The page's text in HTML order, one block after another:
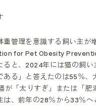
重管理を意識する飼い主が
for Pet Obesity
ると、2024年には猫の飼い
ある」と答えたのは55％、
が「太りすぎ」または「肥
は、前年の28％から33％へ